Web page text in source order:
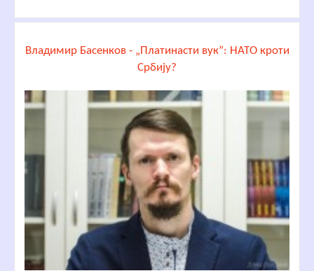
Владимир Басенков - „Платинасти вук”: НАТО кроти
Србију?